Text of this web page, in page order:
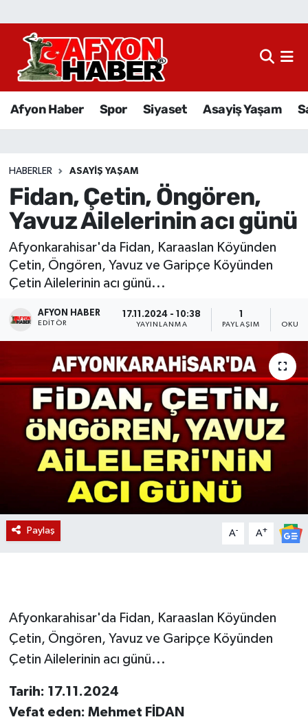
Afyon Haber Spor Siyaset Asayiş Yaşam
HABERLER ASAYIŞ YAŞAM
Fidan, Çetin, Öngören,
Yavuz Ailelerinin acı günü
Afyonkarahisar'da Fidan, Karaaslan Köyünden
Çetin, Öngören, Yavuz ve Garipçe Köyünden
Çetin Ailelerinin acı günü...
AFYON HABER
EDITÖR
17.11.2024 - 10:38
YAYINLANMA PAYLAŞIM
Paylaş A- A+
Afyonkarahisar'da Fidan, Karaaslan Köyünden
Çetin, Öngören, Yavuz ve Garipçe Köyünden
Çetin Ailelerinin acı günü...
Tarih: 17.11.2024
Vefat eden: Mehmet FİDAN
Afyon Haber
Sağlık
Eğitim
Sivil Toplum
Etkinlikler